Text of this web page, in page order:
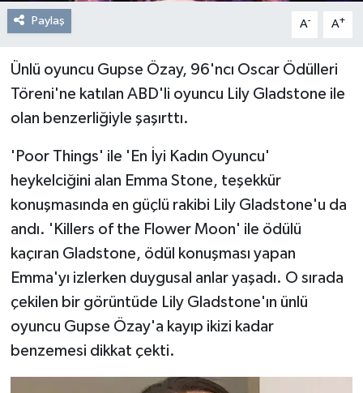
Paylaş A- A+
Ünlü oyuncu Gupse Özay, 96'ncı Oscar Ödülleri
Töreni'ne katılan ABD'li oyuncu Lily Gladstone ile
olan benzerliğiyle şaşırttı.
'Poor Things' ile 'En İyi Kadın Oyuncu'
heykelciğini alan Emma Stone, teşekkür
konuşmasında en güçlü rakibi Lily Gladstone'u da
andı. 'Killers of the Flower Moon' ile ödülü
kaçıran Gladstone, ödül konuşması yapan
Emma'yı izlerken duygusal anlar yaşadı. O sırada
çekilen bir görüntüde Lily Gladstone'ın ünlü
oyuncu Gupse Özay'a kayıp ikizi kadar
benzemesi dikkat çekti.